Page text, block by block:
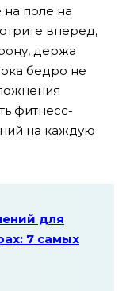
на поле на
вперед,
держа
бедро не
фитнесс-
на каждую
для
7 самых